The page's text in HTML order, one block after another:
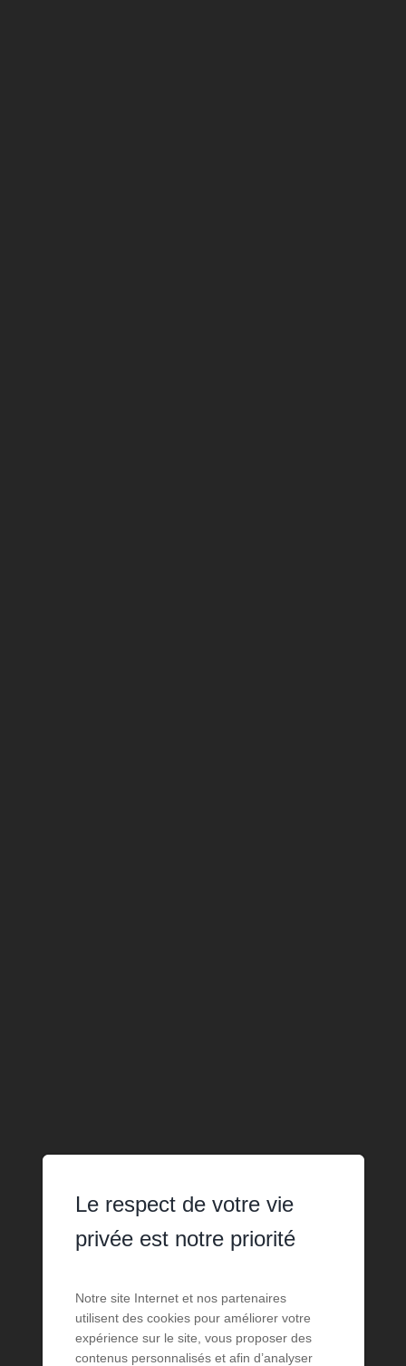
Le respect de votre vie
privée est notre priorité
Notre site Internet et nos partenaires
utilisent des cookies pour améliorer votre
expérience sur le site, vous proposer des
contenus personnalisés et afin d’analyser